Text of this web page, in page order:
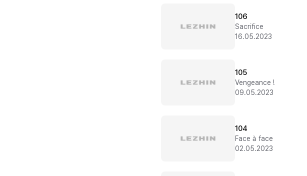
106
Sacrifice
16.05.2023
105
Vengeance !
09.05.2023
104
Face à face
02.05.2023